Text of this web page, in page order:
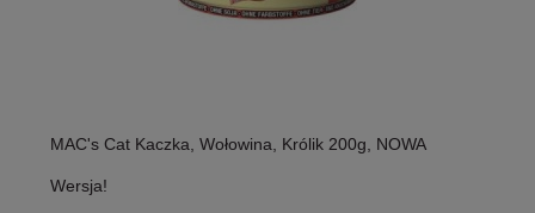
MAC's Cat Kaczka, Wołowina, Królik 200g, NOWA
Wersja!